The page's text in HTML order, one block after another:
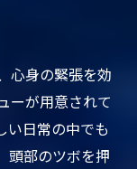
心身の緊張を効
ーが用意されて
い日常の中でも
頭部のツボを押